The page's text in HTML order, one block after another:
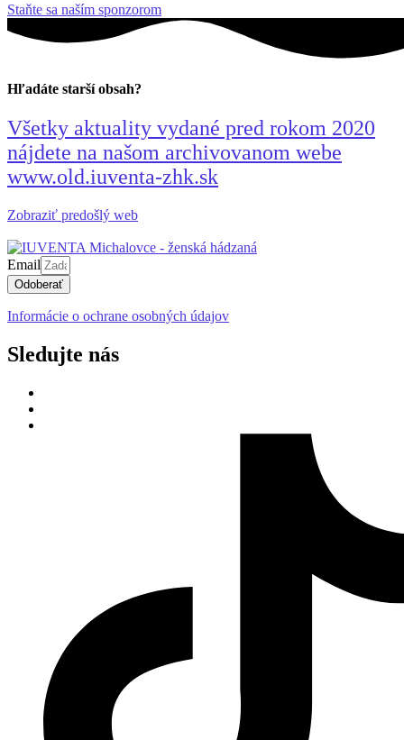
Staňte sa naším sponzorom
Hľadáte starší obsah?
Všetky aktuality vydané pred rokom 2020
nájdete na našom archivovanom webe
www.old.iuventa-zhk.sk
Zobraziť predošlý web
Email
Odoberať
Informácie o ochrane osobných údajov
Sledujte nás